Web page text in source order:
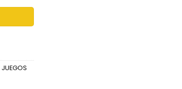
JUEGOS